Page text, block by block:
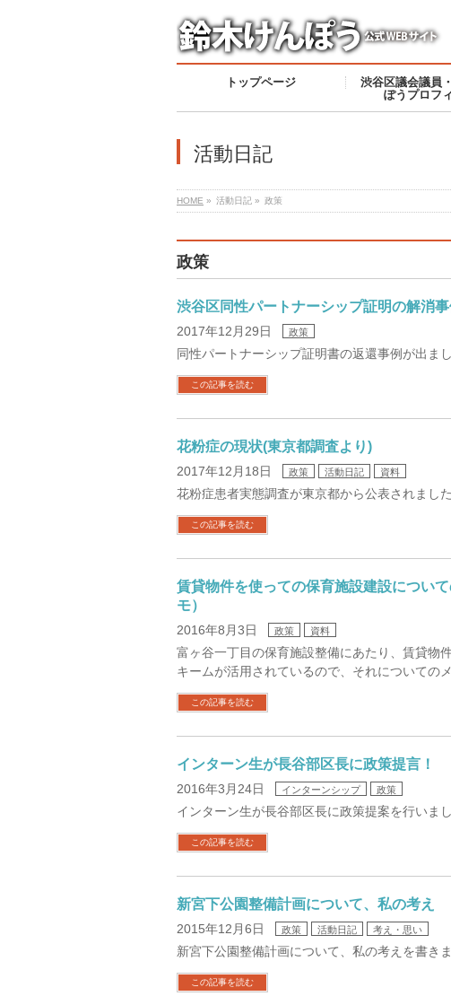
トップページ
渋谷区議会議員
ぽうプロフ
活動日記
HOME » 活動日記 » 政策
政策
渋谷区同性パートナーシップ証明の解消
2017年12月29日 政策
同性パートナーシップ証明書の返還事例が出まし
この記事を読む
花粉症の現状(東京都調査より)
2017年12月18日 政策 活動日記 資料
花粉症患者実態調査が東京都から公表されました
この記事を読む
賃貸物件を使っての保育施設建設につい
モ）
2016年8月3日 政策 資料
富ヶ谷一丁目の保育施設整備にあたり、賃貸物
キームが活用されているので、それについての
この記事を読む
インターン生が長谷部区長に政策提言！
2016年3月24日 インターンシップ 政策
インターン生が長谷部区長に政策提案を行いまし
この記事を読む
新宮下公園整備計画について、私の考え
2015年12月6日 政策 活動日記 考え・思い
新宮下公園整備計画について、私の考えを書きま
この記事を読む